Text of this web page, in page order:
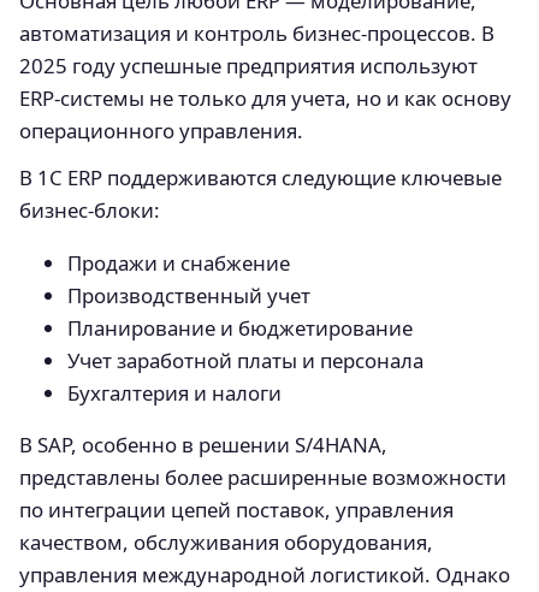
автоматизация и контроль бизнес-процессов. В
2025 году успешные предприятия используют
ERP-системы не только для учета, но и как основу
операционного управления.
В 1С ERP поддерживаются следующие ключевые
бизнес-блоки:
Продажи и снабжение
Производственный учет
Планирование и бюджетирование
Учет заработной платы и персонала
Бухгалтерия и налоги
В SAP, особенно в решении S/4HANA,
представлены более расширенные возможности
по интеграции цепей поставок, управления
качеством, обслуживания оборудования,
управления международной логистикой. Однако